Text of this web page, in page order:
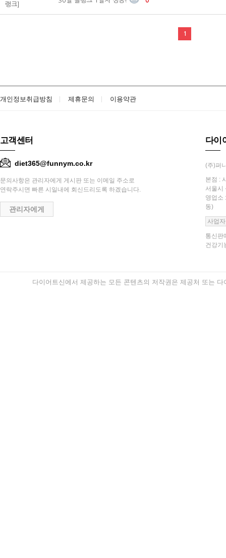
랭크]
1
개인정보취급방침 제휴문의 이용약관
고객센터
diet365@funnym.co.kr
문의사항은 관리자에게 게시판 또는 이메일 주소로
연락주시면 빠른 시일내에 회신드리도록 하겠습니다.
관리자에게
다이
(주)퍼
본점 :
서울시
영업소
동)
사업
통신판
건강기
다이어트신에서 제공하는 모든 콘텐츠의 저작권은 제공처 또는